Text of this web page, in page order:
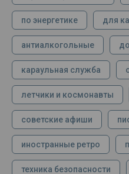
по энергетике для
антиалкогольные
караульная служба
летчики и космонавты
советские афиши
иностранные ретро
техника безопасности